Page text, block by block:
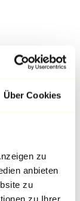
Über Cookies
zu
anbieten
zu
zu Ihrer